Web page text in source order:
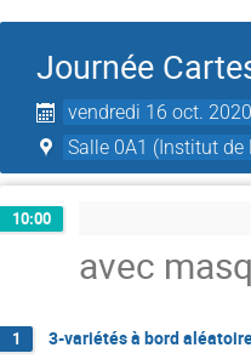
Journée
vendredi 16 oct.
Salle 0A1 (Institut
10:00
avec
1 3-variétés à bord